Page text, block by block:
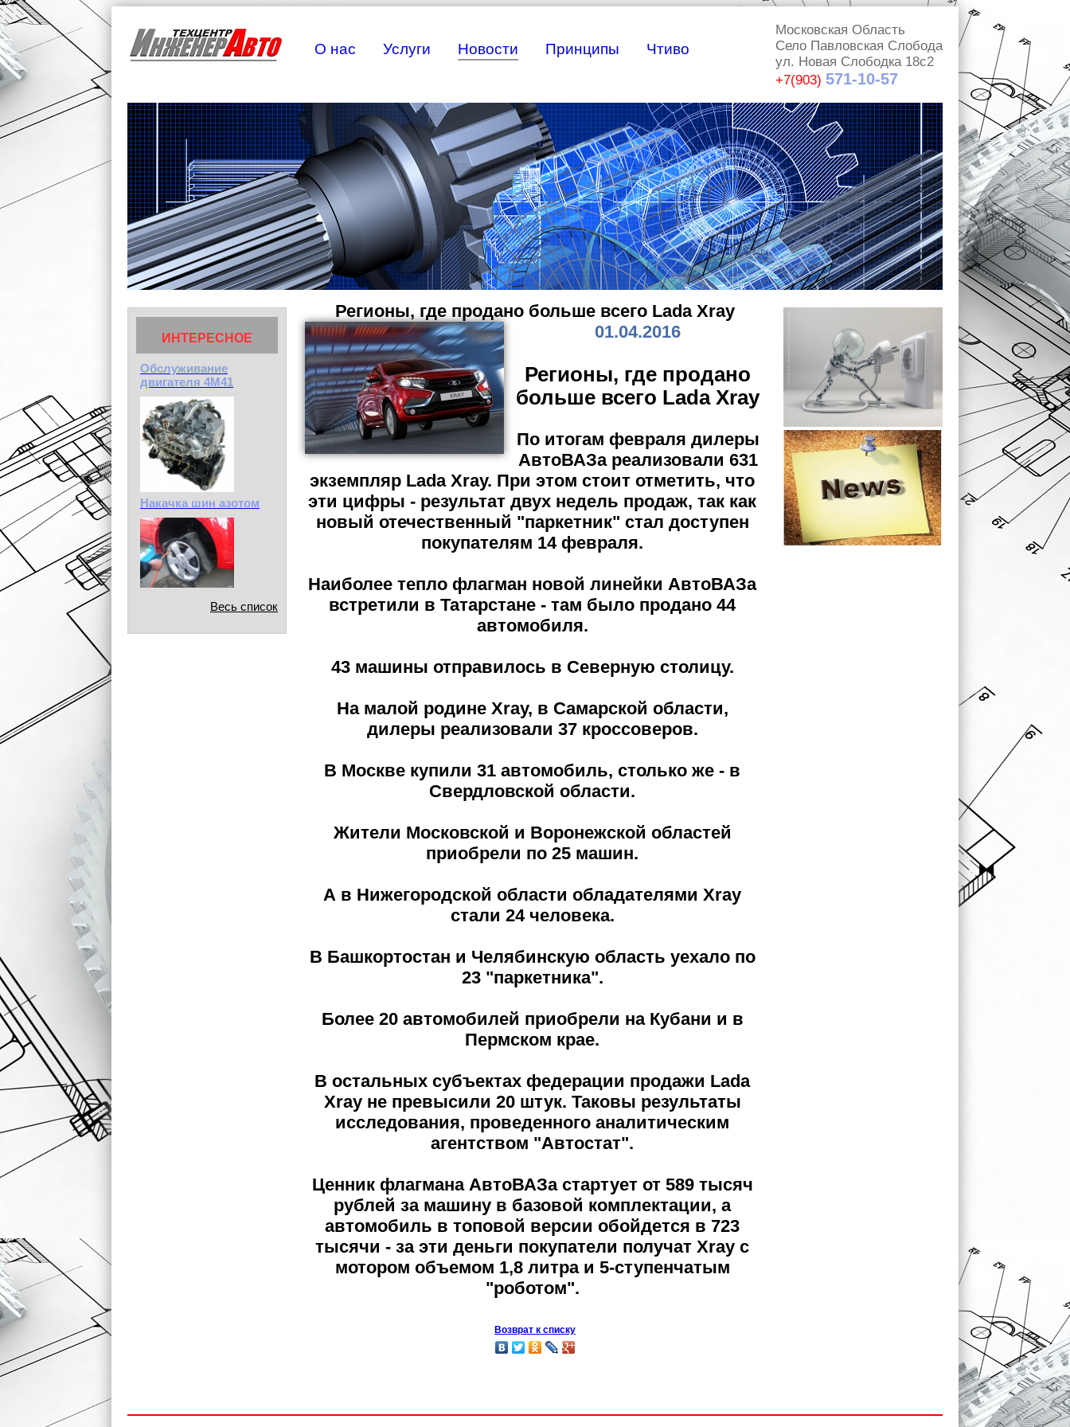
О нас Услуги Новости Принципы Чтиво
Московская Область
Село Павловская Слобода
ул. Новая Слободка 18с2
+7(903) 571-10-57
ИНТЕРЕСНОЕ
Обслуживание
двигателя 4М41
Накачка шин азотом
Весь список
Регионы, где продано больше всего Lada Xray
01.04.2016
Регионы, где продано
больше всего Lada Xray
По итогам февраля дилеры
АвтоВАЗа реализовали 631
экземпляр Lada Xray. При этом стоит отметить, что
эти цифры - результат двух недель продаж, так как
новый отечественный "паркетник" стал доступен
покупателям 14 февраля.
Наиболее тепло флагман новой линейки АвтоВАЗа
встретили в Татарстане - там было продано 44
автомобиля.
43 машины отправилось в Северную столицу.
На малой родине Xray, в Самарской области,
дилеры реализовали 37 кроссоверов.
В Москве купили 31 автомобиль, столько же - в
Свердловской области.
Жители Московской и Воронежской областей
приобрели по 25 машин.
А в Нижегородской области обладателями Xray
стали 24 человека.
В Башкортостан и Челябинскую область уехало по
23 "паркетника".
Более 20 автомобилей приобрели на Кубани и в
Пермском крае.
В остальных субъектах федерации продажи Lada
Xray не превысили 20 штук. Таковы результаты
исследования, проведенного аналитическим
агентством "Автостат".
Ценник флагмана АвтоВАЗа стартует от 589 тысяч
рублей за машину в базовой комплектации, а
автомобиль в топовой версии обойдется в 723
тысячи - за эти деньги покупатели получат Xray с
мотором объемом 1,8 литра и 5-ступенчатым
"роботом".
Возврат к списку